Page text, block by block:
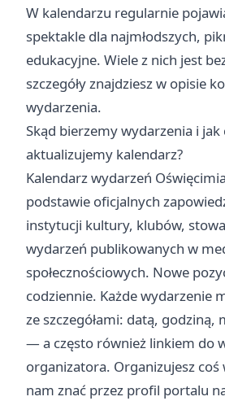
W kalendarzu regularnie
spektakle dla najmłodszych,
edukacyjne. Wiele z nich jest
szczegóły znajdziesz w opisie
wydarzenia.
Skąd bierzemy wydarzenia i jak
aktualizujemy kalendarz?
Kalendarz wydarzeń
podstawie oficjalnych
instytucji kultury, klubów,
wydarzeń publikowanych w
społecznościowych. Nowe
codziennie. Każde wydarzenie
ze szczegółami: datą, godziną,
— a często również linkiem do
organizatora. Organizujesz coś
nam znać przez profil portalu